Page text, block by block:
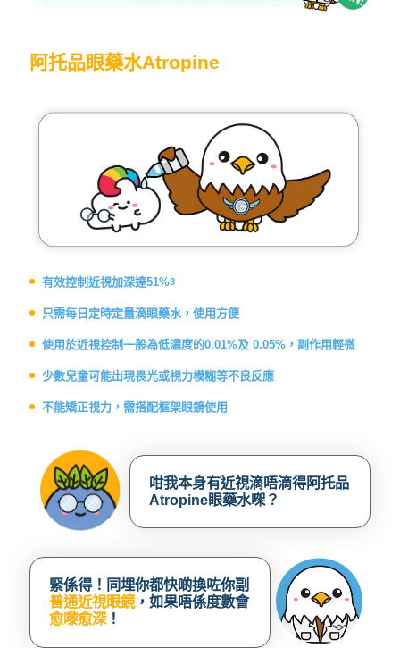
阿托品眼藥水
有效控制近視加深達51%
只需每日定時定量滴眼藥水，
使用方便
使用於近視控制一般為低濃度
的0.01%及 0.05%，副作用輕
不能矯正視力，需搭配框架眼
阿托品眼藥水Atropine
有效控制近視加深達51%3
只需每日定時定量滴眼藥水，使用方便
使用於近視控制一般為低濃度的0.01%及 0.05%，副作用輕微
少數兒童可能出現畏光或視力模糊等不良反應
不能矯正視力，需搭配框架眼鏡使用
咁我本身有近視滴唔滴得阿托品
Atropine眼藥水㗎？
緊係得！同埋你都快啲換咗你副
普通近視眼鏡，如果唔係度數會
愈嚟愈深 ！